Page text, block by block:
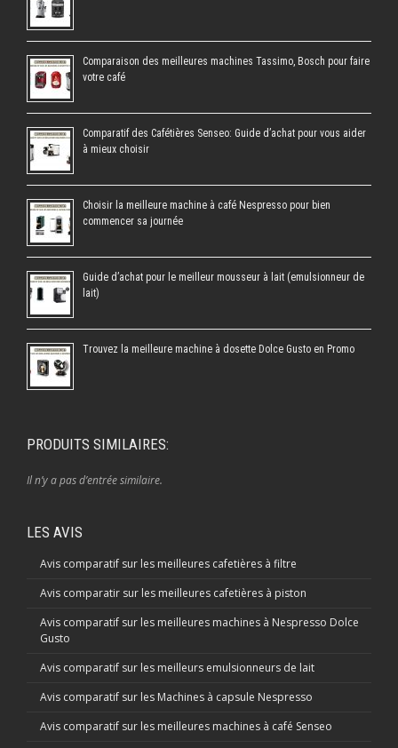
Comparaison des meilleures machines Tassimo, Bosch pour faire
votre café
Comparatif des Cafétières Senseo: Guide d’achat pour vous aider
à mieux choisir
Choisir la meilleure machine à café Nespresso pour bien
commencer sa journée
Guide d’achat pour le meilleur mousseur à lait (emulsionneur de
lait)
Trouvez la meilleure machine à dosette Dolce Gusto en Promo
PRODUITS SIMILAIRES:
Il n’y a pas d’entrée similaire.
LES AVIS
Avis comparatif sur les meilleures cafetières à filtre
Avis comparatir sur les meilleures cafetières à piston
Avis comparatif sur les meilleures machines à Nespresso Dolce
Gusto
Avis comparatif sur les meilleurs emulsionneurs de lait
Avis comparatif sur les Machines à capsule Nespresso
Avis comparatif sur les meilleures machines à café Senseo